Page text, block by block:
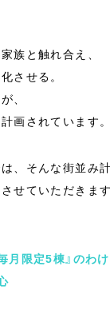
族と触れ合え、
させる。
、
画されています。
、そんな街並み計
せていただきます
月限定5棟』のわけ